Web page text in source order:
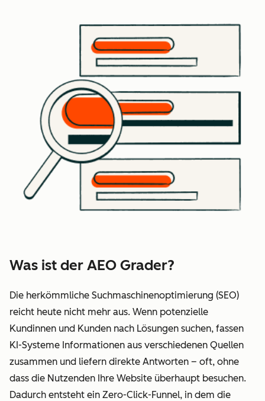
Was ist der AEO Grader?
Die herkömmliche Suchmaschinenoptimierung (SEO)
reicht heute nicht mehr aus. Wenn potenzielle
Kundinnen und Kunden nach Lösungen suchen, fassen
KI-Systeme Informationen aus verschiedenen Quellen
zusammen und liefern direkte Antworten – oft, ohne
dass die Nutzenden Ihre Website überhaupt besuchen.
Dadurch entsteht ein Zero-Click-Funnel, in dem die